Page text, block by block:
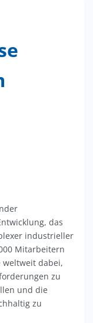
das
industrieller
Mitarbeitern
dabei,
zu
und die
zu